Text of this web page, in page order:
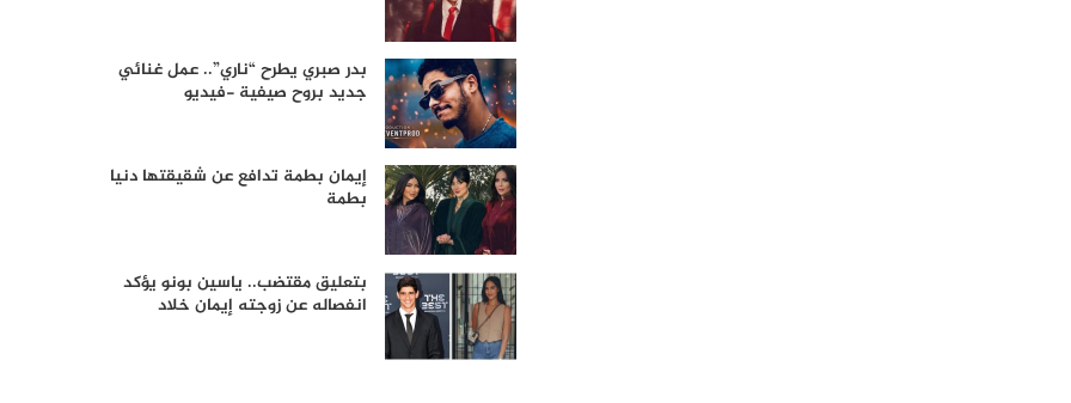
بدر صبري يطرح “ناري”.. عمل غنائي
جديد بروح صيفية -فيديو
إيمان بطمة تدافع عن شقيقتها دنيا
بطمة
بتعليق مقتضب.. ياسين بونو يؤكد
انفصاله عن زوجته إيمان خلاد